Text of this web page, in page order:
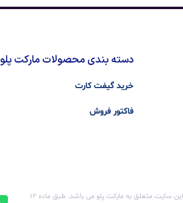
دسته بندی محصولات مارکت پلو
خرید گیفت کارت
فاکتور فروش
تمامی حقوق مادی و معنوی این سایت متعلق به مارکت پلو می باشد. طـبق ماده ۱۲